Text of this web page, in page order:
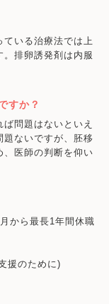
ている治療法では上
排卵誘発剤は内服
すか？
問題はないといえ
題ないですが、胚移
、医師の判断を仰い
から最長1年間休職
援のために)